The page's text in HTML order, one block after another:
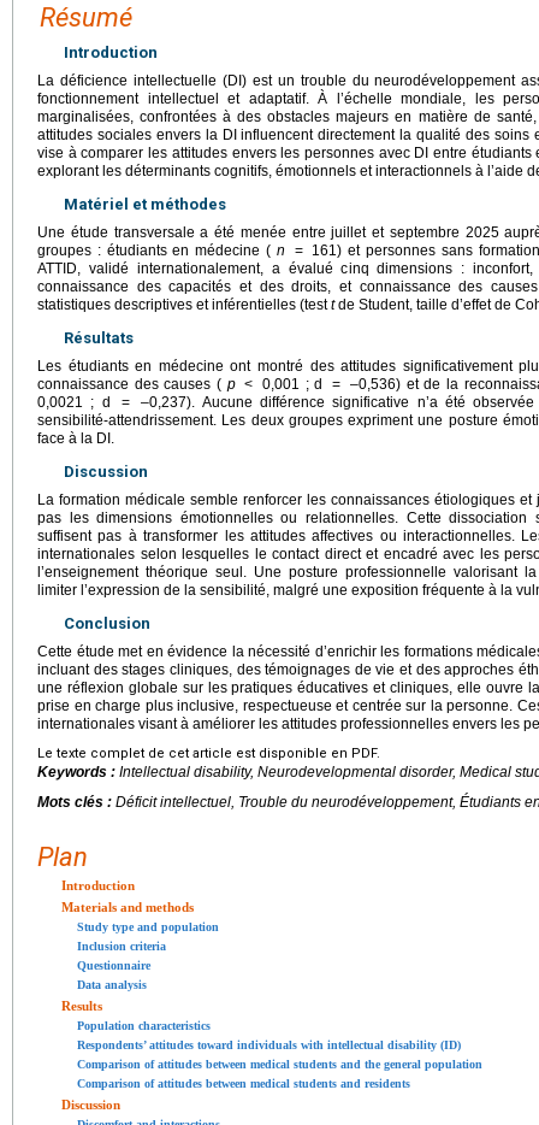
Résumé
Introduction
La déficience intellectuelle (DI) est un trouble du neurodéveloppement
fonctionnement intellectuel et adaptatif. À l’échelle mondiale, les
marginalisées, confrontées à des obstacles majeurs en matière de
attitudes sociales envers la DI influencent directement la qualité des soins
vise à comparer les attitudes envers les personnes avec DI entre
explorant les déterminants cognitifs, émotionnels et interactionnels à l’aide
Matériel et méthodes
Une étude transversale a été menée entre juillet et septembre 2025
groupes : étudiants en médecine ( n = 161) et personnes sans
ATTID, validé internationalement, a évalué cinq dimensions : inconfort,
connaissance des capacités et des droits, et connaissance des
statistiques descriptives et inférentielles (testtde Student, taille d’effet de
Résultats
Les étudiants en médecine ont montré des attitudes significativement
connaissance des causes ( p < 0,001 ; d = –0,536) et de la
0,0021 ; d
=
–0,237). Aucune différence significative n’a été
sensibilité-attendrissement. Les deux groupes expriment une posture
face à la DI.
Discussion
La formation médicale semble renforcer les connaissances étiologiques
pas les dimensions émotionnelles ou relationnelles. Cette
suffisent pas à transformer les attitudes affectives ou interactionnelles.
internationales selon lesquelles le contact direct et encadré avec les
l’enseignement théorique seul. Une posture professionnelle valorisant
limiter l’expression de la sensibilité, malgré une exposition fréquente à la
Conclusion
Cette étude met en évidence la nécessité d’enrichir les formations
incluant des stages cliniques, des témoignages de vie et des approches
une réflexion globale sur les pratiques éducatives et cliniques, elle ouvre
prise en charge plus inclusive, respectueuse et centrée sur la personne.
internationales visant à améliorer les attitudes professionnelles envers les
Le texte complet de cet article est disponible en PDF.
Keywords : Intellectual disability, Neurodevelopmental disorder, Medical
Mots clés : Déficit intellectuel, Trouble du neurodéveloppement, Étudiants
Plan
Introduction
Materials and methods
Study type and population
Inclusion criteria
Questionnaire
Data analysis
Results
Population characteristics
Respondents’ attitudes toward individuals with intellectual disability (ID)
Comparison of attitudes between medical students and the general population
Comparison of attitudes between medical students and residents
Discussion